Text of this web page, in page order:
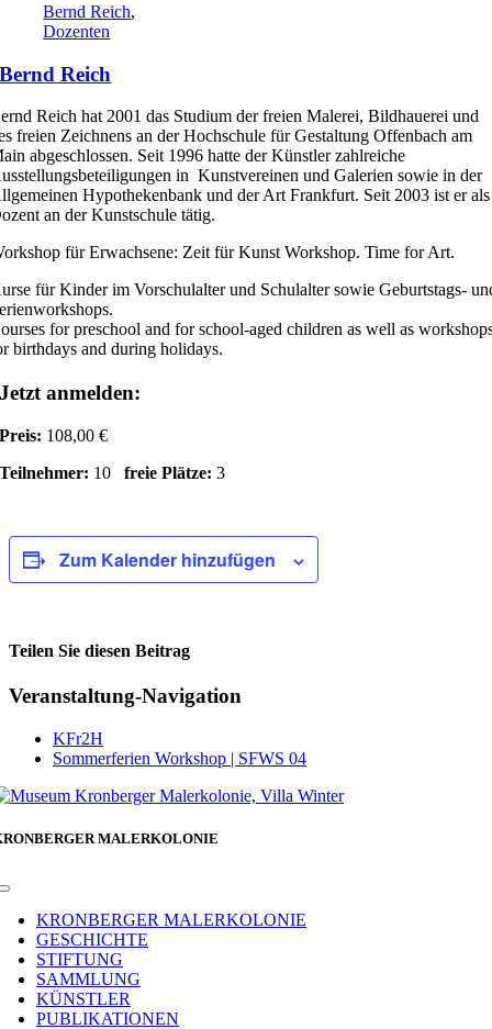
Bernd Reich,
Dozenten
Bernd Reich
Reich hat 2001 das Studium der freien Malerei, Bildhauerei und
freien Zeichnens an der Hochschule für Gestaltung Offenbach am
abgeschlossen. Seit 1996 hatte der Künstler zahlreiche
in Kunstvereinen und Galerien sowie in der
Hypothekenbank und der Art Frankfurt. Seit 2003 ist er als
an der Kunstschule tätig.
für Erwachsene: Zeit für Kunst Workshop. Time for Art.
für Kinder im Vorschulalter und Schulalter sowie Geburtstags-
for preschool and for school-aged children as well as
birthdays and during holidays.
Jetzt anmelden:
Preis: 108,00 €
Teilnehmer: 10freie Plätze: 3
Zum Kalender hinzufügen
Teilen Sie diesen Beitrag
Facebook
Veranstaltung-Navigation
KFr2H
Sommerferien Workshop | SFWS 04
MALERKOLONIE
Toggle
NavigationKRONBERGER MALERKOLONIE
GESCHICHTE
STIFTUNG
SAMMLUNG
KÜNSTLER
PUBLIKATIONEN